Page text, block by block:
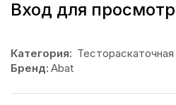
Вход для
Категория:
Бренд: Abat